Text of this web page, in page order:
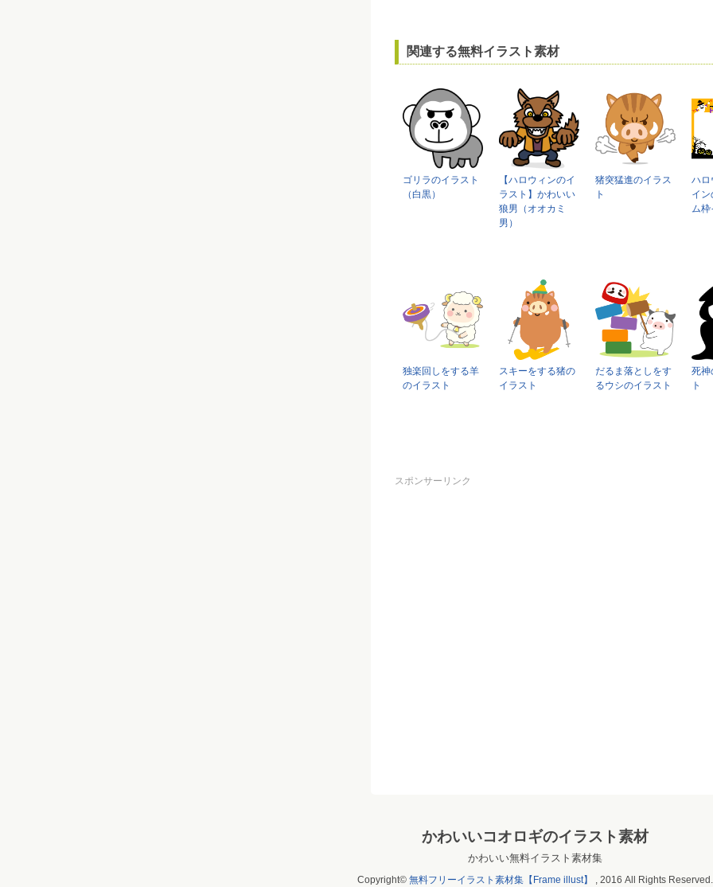
関連する無料イラスト素材
ゴリラのイラスト
（白黒）
【ハロウィンのイ
ラスト】かわいい
狼男（オオカミ
男）
猪突猛進のイラス
ト
ハロ
イ
ム枠
独楽回しをする羊
のイラスト
スキーをする猪の
イラスト
だるま落としをす
るウシのイラスト
死神
ト
スポンサーリンク
かわいいコオロギのイラスト素材
かわいい無料イラスト素材集
Copyright© 無料フリーイラスト素材集【Frame illust】 , 2016 All Rights Reserved.